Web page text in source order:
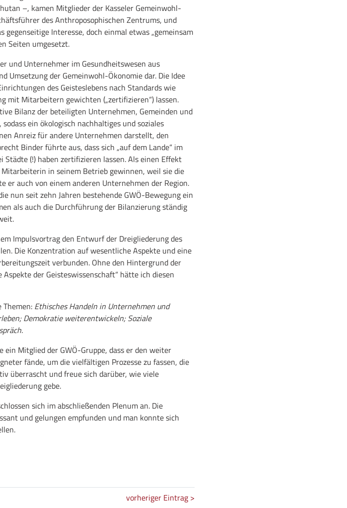
–, kamen Mitglieder der Kasseler Gemeinwohl-
des Anthroposophischen Zentrums, und
Interesse, doch einmal etwas „gemeinsam
Seiten umgesetzt.
und Unternehmer im Gesundheitswesen aus
Umsetzung der Gemeinwohl-Ökonomie dar. Die Idee
des Geisteslebens nach Standards wie
mit Mitarbeitern gewichten („zertifizieren“) lassen.
Bilanz der beteiligten Unternehmen, Gemeinden und
ein ökologisch nachhaltiges und soziales
Anreiz für andere Unternehmen darstellt, den
Binder führte aus, dass sich „auf dem Lande“ im
(!) haben zertifizieren lassen. Als einen Effekt
in seinem Betrieb gewinnen, weil sie die
er auch von einem anderen Unternehmen der Region.
nun seit zehn Jahren bestehende GWÖ-Bewegung ein
als auch die Durchführung der Bilanzierung ständig
Impulsvortrag den Entwurf der Dreigliederung des
Die Konzentration auf wesentliche Aspekte und eine
verbunden. Ohne den Hintergrund der
der Geisteswissenschaft“ hätte ich diesen
Themen: Ethisches Handeln in Unternehmen und
Demokratie weiterentwickeln; Soziale
ein Mitglied der GWÖ-Gruppe, dass er den weiter
fände, um die vielfältigen Prozesse zu fassen, die
überrascht und freue sich darüber, wie viele
gebe.
sich im abschließenden Plenum an. Die
und gelungen empfunden und man konnte sich
vorheriger Eintrag >